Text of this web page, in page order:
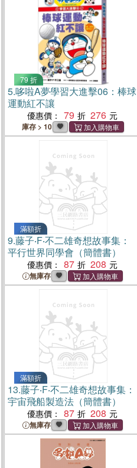
79 折
5.哆啦A夢學習大進擊06：棒球
運動紅不讓
優惠價： 79 276
庫存 > 10
滿額折
9.藤子‧F‧不二雄奇想故事集：
平行世界同學會（簡體書）
優惠價： 87 208
無庫存
滿額折
13.藤子‧F‧不二雄奇想故事集：
宇宙飛船製造法（簡體書）
優惠價： 87 208
無庫存